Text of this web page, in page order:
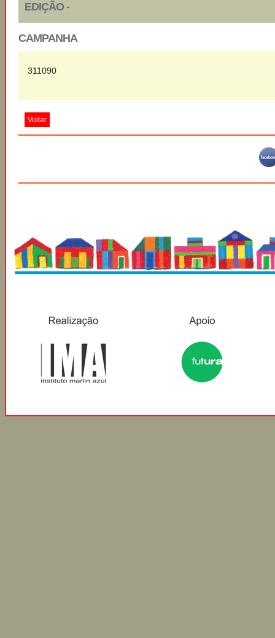
EDIÇÃO -
CAMPANHA
311090
Voltar